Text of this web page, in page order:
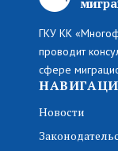
ГКУ КК
проводит
сфере
Новости